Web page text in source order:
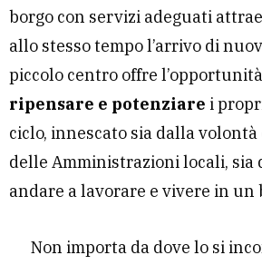
borgo con servizi adeguati attrae
allo stesso tempo l’arrivo di
piccolo centro offre
ripensare e potenziare i
ciclo, innescato sia dalla
delle Amministrazioni locali, sia
andare a lavorare e vivere in un
Non importa da dove lo si